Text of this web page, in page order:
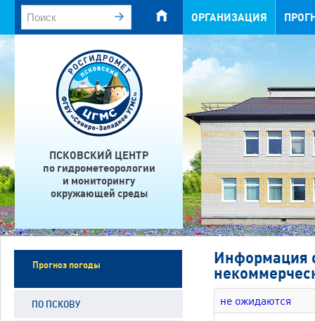
ОРГАНИЗАЦИЯ
ПСКОВСКИЙ ЦЕНТР
по гидрометеорологии
и мониторингу
окружающей среды
Прогноз погоды
ПО ПСКОВУ
Информация
не ожидаются